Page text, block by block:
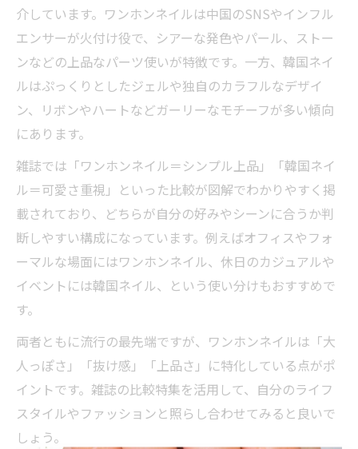
介しています。ワンホンネイルは中国のSNSやインフル
エンサーが火付け役で、シアーな発色やパール、ストー
ンなどの上品なパーツ使いが特徴です。一方、韓国ネイ
ルはぷっくりとしたジェルや独自のカラフルなデザイ
ン、リボンやハートなどガーリーなモチーフが多い傾向
にあります。
雑誌では「ワンホンネイル＝シンプル上品」「韓国ネイ
ル＝可愛さ重視」といった比較が図解でわかりやすく掲
載されており、どちらが自分の好みやシーンに合うか判
断しやすい構成になっています。例えばオフィスやフォ
ーマルな場面にはワンホンネイル、休日のカジュアルや
イベントには韓国ネイル、という使い分けもおすすめで
す。
両者ともに流行の最先端ですが、ワンホンネイルは「大
人っぽさ」「抜け感」「上品さ」に特化している点がポ
イントです。雑誌の比較特集を活用して、自分のライフ
スタイルやファッションと照らし合わせてみると良いで
しょう。